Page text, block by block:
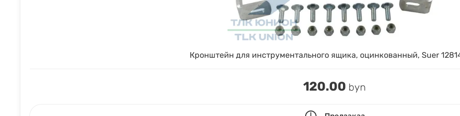
Кронштейн для инструментального ящика, оцинкованный, Suer
120.00 byn